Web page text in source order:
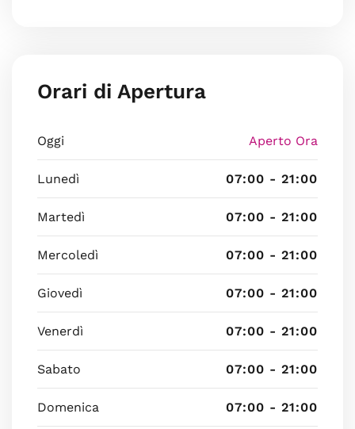
Orari di Apertura
Oggi Aperto Ora
Lunedì 07:00 - 21:00
Martedì 07:00 - 21:00
Mercoledì 07:00 - 21:00
Giovedì 07:00 - 21:00
Venerdì 07:00 - 21:00
Sabato 07:00 - 21:00
Domenica 07:00 - 21:00